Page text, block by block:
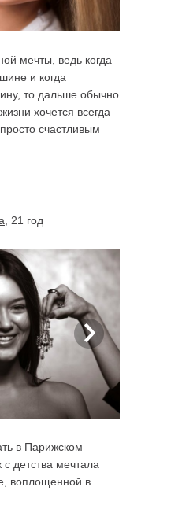
мечты, ведь когда
и когда
то дальше обычно
хочется всегда
счастливым
, 21 год
в Парижском
с детства мечтала
воплощенной в